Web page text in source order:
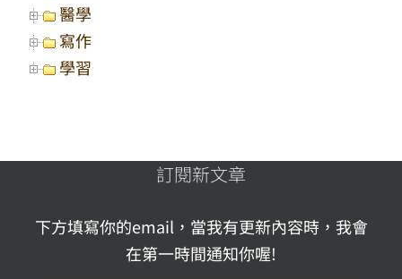
醫學
寫作
學習
訂閱新文章
下方填寫你的email，當我有更新內容時，我會
在第一時間通知你喔!